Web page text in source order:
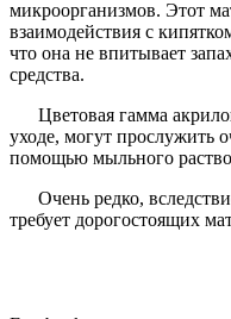
микроорганизмов. Этот
взаимодействия с
что она не впитывает
средства.
Цветовая гамма
уходе, могут прослужить
помощью мыльного
Очень редко,
требует дорогостоящих